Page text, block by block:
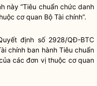
này “Tiêu chuẩn chức danh
cơ quan Bộ Tài chính”.
định số 2928/QĐ-BTC
chính ban hành Tiêu chuẩn
các đơn vị thuộc cơ quan